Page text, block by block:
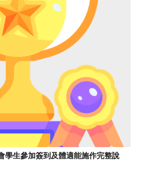
學生參加簽到及體適能施作完整說